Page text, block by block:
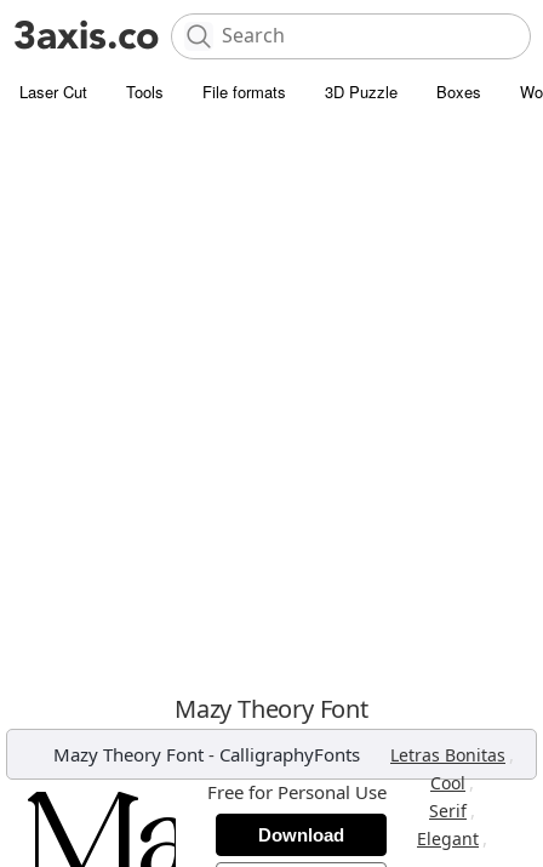
Laser Cut Tools File formats 3D Puzzle Boxes
Mazy Theory Font
Mazy Theory Font- CalligraphyFonts Letras Bonitas ,
Cool,
Serif ,
Elegant ,
Free for Personal Use
Download